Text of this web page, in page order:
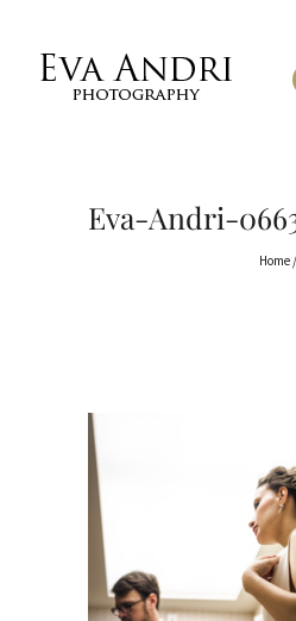
Eva-Andri-
Home /